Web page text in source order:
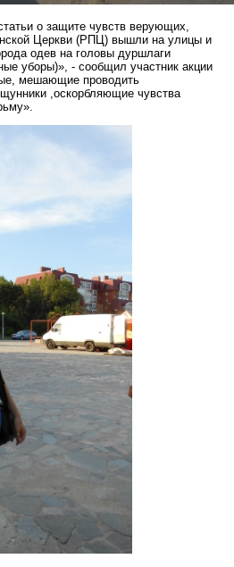
о защите чувств верующих,
Церкви (РПЦ) вышли на улицы и
одев на головы дуршлаги
уборы)», - сообщил участник акции
мешающие проводить
,оскорбляющие чувства